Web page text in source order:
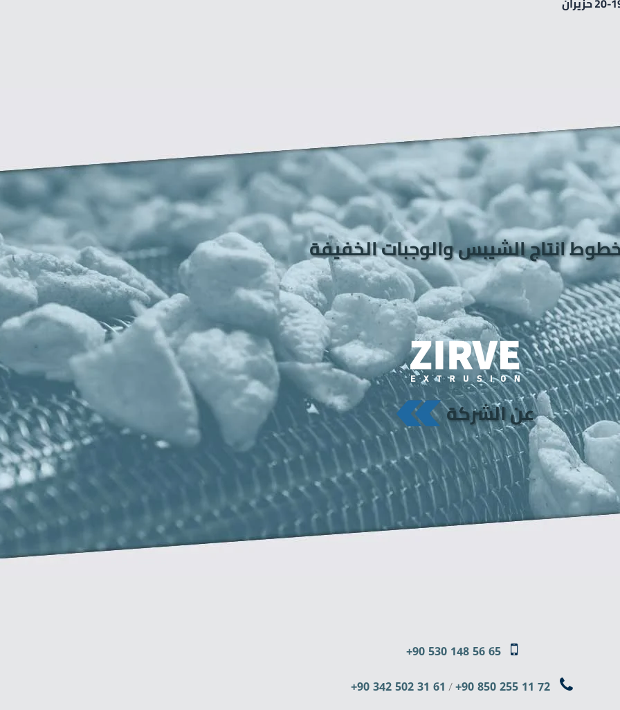
انتاج الشيبس والوجبات الخفيفة
عن الشركة
+90 530 148 56 65
+90 342 502 31 61 /+90 850 255 11 72